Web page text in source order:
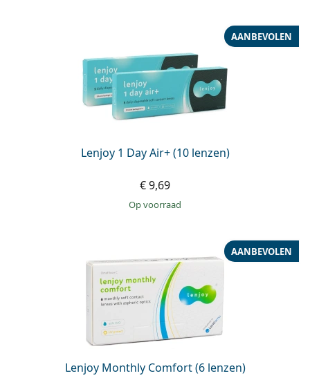
Lenjoy 1 Day Air+ (10 lenzen)
AANBEVOLEN
€ 9,69
op voorraad
Lenjoy Monthly Comfort (6 lenzen)
AANBEVOLEN